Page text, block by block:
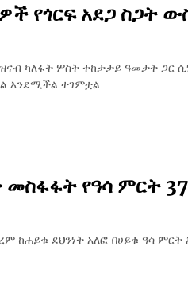
የጎርፍ አደጋ ስጋት
ካለፋት ሦስት ተከታታይ ዓመታት ጋር
እንደሚችል ተገምቷል
የዓሳ ምርት
ከሐይቁ ደህንነት አለፎ በሀይቁ ዓሳ ምርት